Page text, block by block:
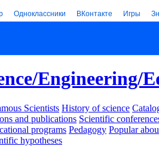
Одноклассники ВКонтакте Игры
Engineering/
Scientists History of science
and publications Scientific
programs Pedagogy Popular
hypotheses